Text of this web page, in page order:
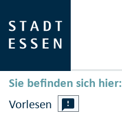
Sie befinden sich hier:
Vorlesen